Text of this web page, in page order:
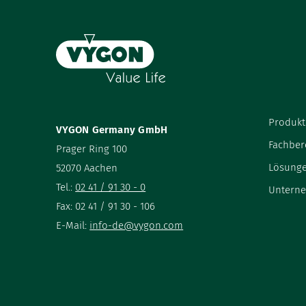
VYGON Germany GmbH
Prager Ring 100
52070 Aachen
Tel.: 02 41 / 91 30 - 0
Fax: 02 41 / 91 30 - 106
E-Mail: info-de@vygon.com